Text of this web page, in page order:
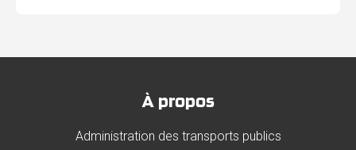
À propos
Administration des transports publics